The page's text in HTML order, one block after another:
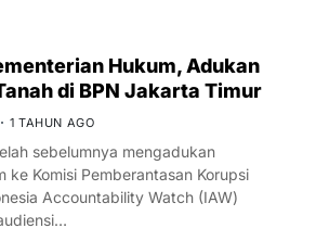
Hukum, Adukan
di BPN Jakarta Timur
1 TAHUN AGO
sebelumnya mengadukan
ke Komisi Pemberantasan Korupsi
Accountability Watch (IAW)